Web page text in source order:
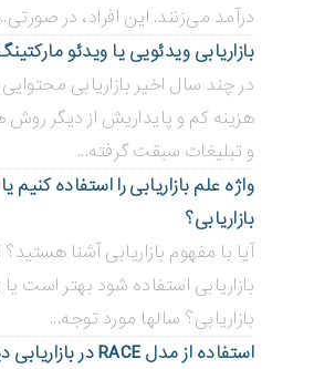
درآمد می‌زنند. این افراد، در
بازاریابی ویدئویی ‌یا ویدئو
در چند سال اخیر بازاریابی
هزینه کم و پایداریش از دیگر روش
و تبلیغات سبقت گرفته...
واژه علم بازاریابی را استفاده کنیم
بازاریابی؟
آیا با مفهوم بازاریابی آشنا هستید؟
بازاریابی استفاده شود بهتر است یا
بازاریابی؟ سالها مورد توجه...
استفاده از مدل RACE در بازاریابی دیجیتال